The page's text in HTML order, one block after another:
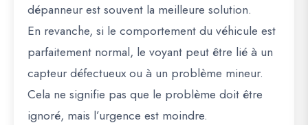
dépanneur est souvent la meilleure solution.
En revanche, si le comportement du véhicule est
parfaitement normal, le voyant peut être lié à un
capteur défectueux ou à un problème mineur.
Cela ne signifie pas que le problème doit être
ignoré, mais l’urgence est moindre.